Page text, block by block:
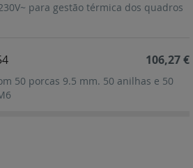
para gestão térmica dos quadros
50 porcas 9.5 mm. 50 anilhas e 50
106,27 €